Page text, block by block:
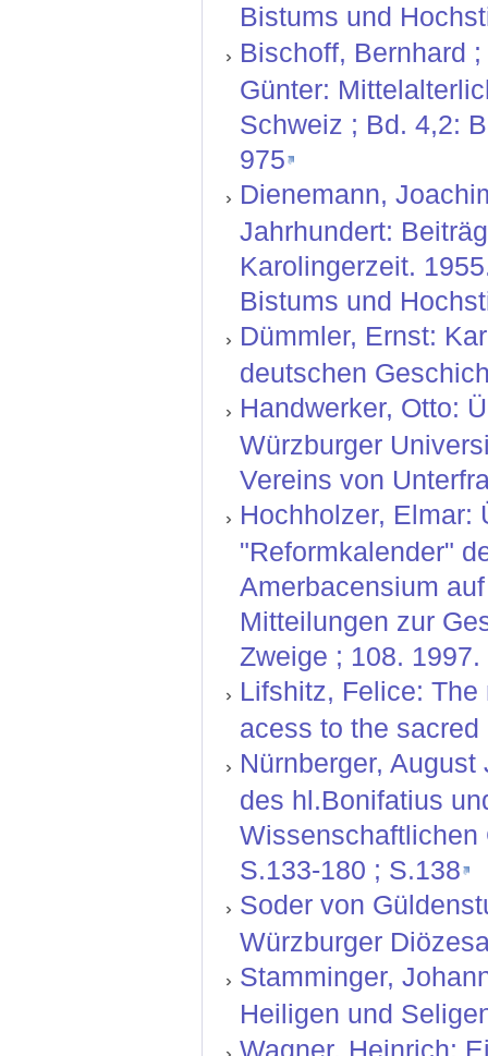
Bistums und
Bischoff, Bernhard
Günter:
Schweiz ; Bd. 4,2:
975
Dienemann,
Jahrhundert:
Karolingerzeit.
Bistums und
Dümmler, Ernst:
deutschen
Handwerker, Otto:
Würzburger
Vereins von
Hochholzer, Elmar:
"Reformkalender"
Amerbacensium
Mitteilungen zur
Zweige ; 108. 1997.
Lifshitz, Felice:
acess to the
Nürnberger,
des hl.Bonifatius
Wissenschaftlichen
S.133-180 ; S.138
Soder von
Würzburger
Stamminger,
Heiligen und
Wagner, Heinrich: